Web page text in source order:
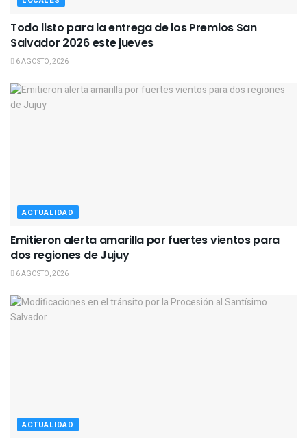
Todo listo para la entrega de los Premios San
Salvador 2026 este jueves
6 AGOSTO, 2026
ACTUALIDAD
Emitieron alerta amarilla por fuertes vientos para
dos regiones de Jujuy
6 AGOSTO, 2026
ACTUALIDAD